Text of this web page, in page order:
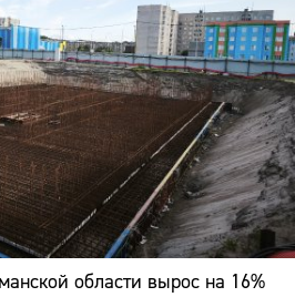
области вырос на 16%